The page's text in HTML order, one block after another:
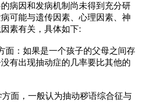
病因和发病机制尚未得到充分研
可能与遗传因素、心理因素、神
素有关，具体如下:
：如果是一个孩子的父母之间存
有出现抽动症的几率要比其他的
，一般认为抽动秽语综合征与